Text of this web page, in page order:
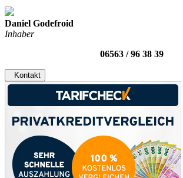
Daniel Godefroid
Inhaber
06563 / 96 38 39
Kontakt